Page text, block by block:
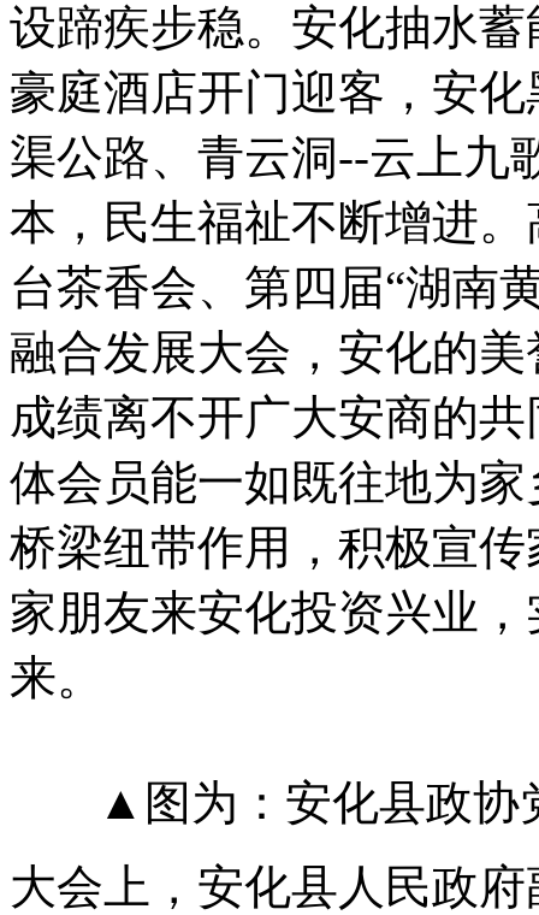
设蹄疾步稳。安化抽水
豪庭酒店开门迎客，安
渠公路、青云洞--云上九
本，民生福祉不断增进
台茶香会、第四届“湖南
融合发展大会，安化的
成绩离不开广大安商的
体会员能一如既往地为
桥梁纽带作用，积极宣
家朋友来安化投资兴业
来。
▲图为：安化县政协
大会上，安化县人民政